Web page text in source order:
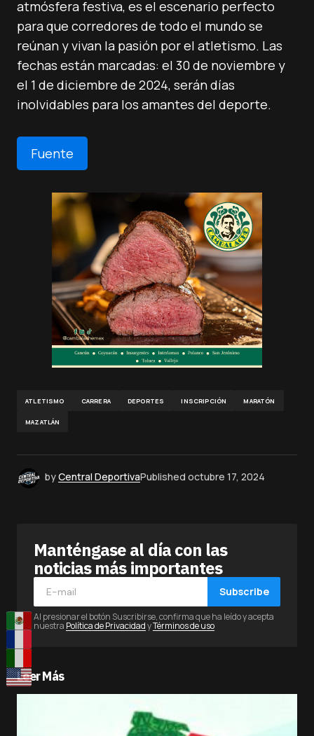
atmósfera festiva, es el escenario perfecto
para que corredores de todo el mundo se
reúnan y vivan la pasión por el atletismo. Las
fechas están marcadas: el 30 de noviembre y
el 1 de diciembre de 2024, serán días
inolvidables para los amantes del deporte.
Fuente
ATLETISMO CARRERA DEPORTES INSCRIPCIÓN MARATÓN
MAZATLÁN
byCentral DeportivaPublished octubre 17, 2024
Manténgase al día con las
noticias más importantes
Subscribe
Al presionar el botón Suscribirse, confirma que ha leído y acepta
nuestra Política de PrivacidadyTérminos de uso
Leer Más